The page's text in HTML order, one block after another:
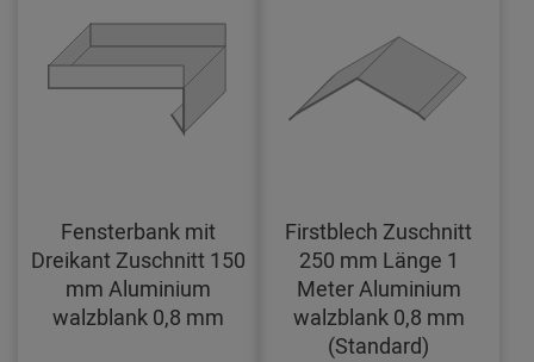
Fensterbank mit
Dreikant Zuschnitt 150
mm Aluminium
walzblank 0,8 mm
Firstblech Zuschnitt
250 mm Länge 1
Meter Aluminium
walzblank 0,8 mm
(Standard)